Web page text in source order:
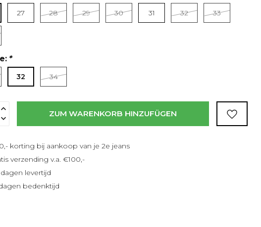
27 28 29 30 31 32 33
*
32 34
ZUM WARENKORB HINZUFÜGEN
korting bij aankoop van je 2e jeans
verzending v.a. €100,-
dagen levertijd
bedenktijd